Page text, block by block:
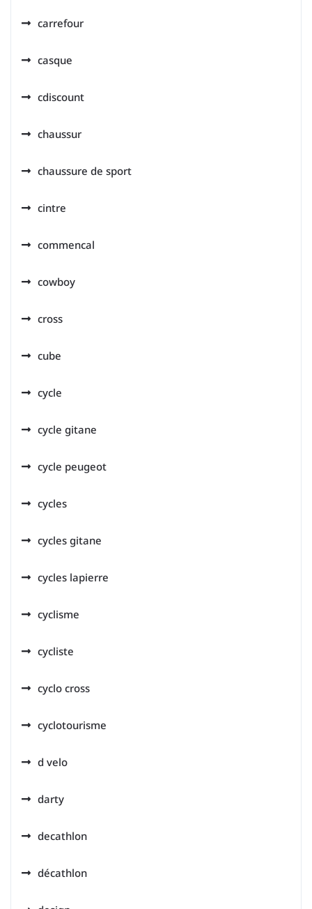
carrefour
casque
cdiscount
chaussur
chaussure de sport
cintre
commencal
cowboy
cross
cube
cycle
cycle gitane
cycle peugeot
cycles
cycles gitane
cycles lapierre
cyclisme
cycliste
cyclo cross
cyclotourisme
d velo
darty
decathlon
décathlon